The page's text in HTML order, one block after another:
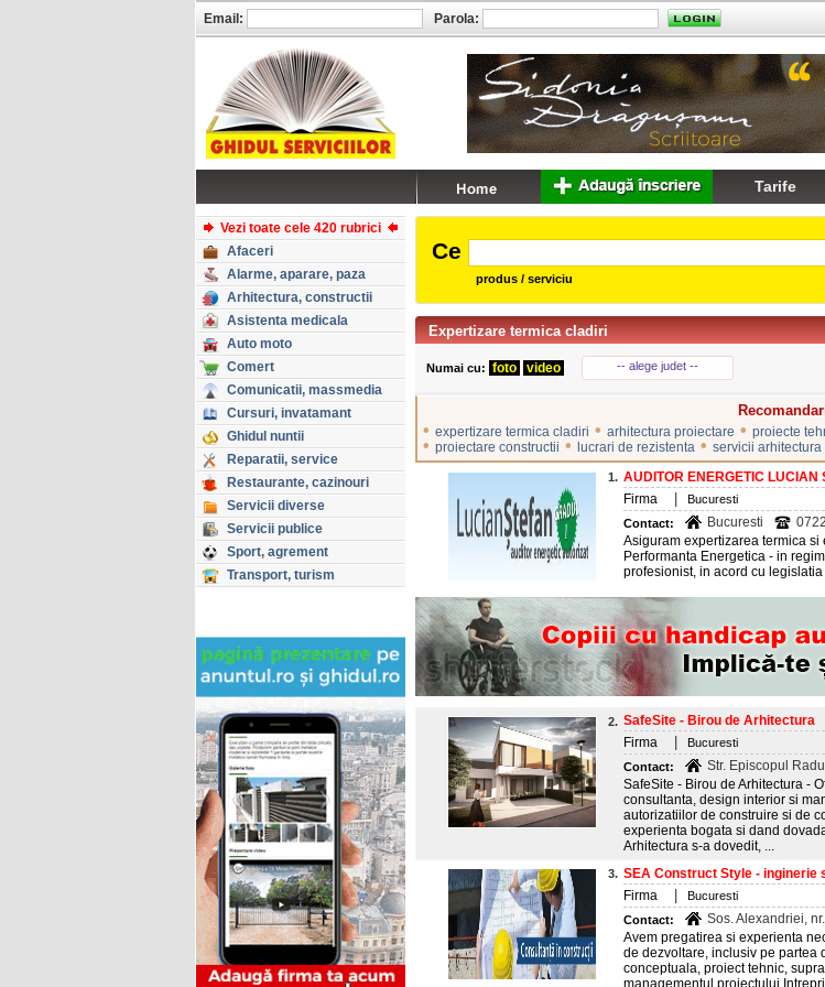
Vezi toate cele 420 rubrici
Afaceri
Alarme, aparare, paza
Arhitectura, constructii
Asistenta medicala
Auto moto
Comert
Comunicatii, massmedia
Cursuri, invatamant
Ghidul nuntii
Reparatii, service
Restaurante, cazinouri
Servicii diverse
Servicii publice
Sport, agrement
Transport, turism
Ce
produs / serviciu
Expertizare termica cladiri
Numai cu: foto video -- alege judet --
• expertizare termica cladiri • arhitectura proiectare • proiecte
• proiectare constructii • lucrari de rezistenta • servicii arhitectura
1. AUDITOR ENERGETIC LUCIAN
Firma
Bucuresti
Contact:
Bucuresti
Asiguram expertizarea termica
Performanta Energetica - in
profesionist, in acord cu
2. SafeSite - Birou de Arhitectura
Firma
Bucuresti
Contact:
Str. Episcopul
SafeSite - Birou de Arhitectura -
consultanta, design interior si
autorizatiilor de construire si de
experienta bogata si dand
Arhitectura s-a dovedit, ...
3. SEA Construct Style -
Firma
Bucuresti
Contact:
Sos. Alexandriei,
Avem pregatirea si experienta
de dezvoltare, inclusiv pe partea
conceptuala, proiect tehnic,
managementul
Email: Parola:
Tarife